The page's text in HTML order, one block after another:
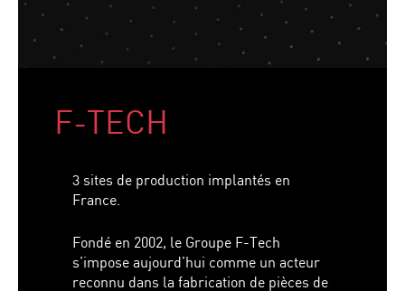
F-TECH
3 sites de production implantés en
France.
Fondé en 2002, le Groupe F-Tech
s’impose aujourd’hui comme un acteur
reconnu dans la fabrication de pièces de